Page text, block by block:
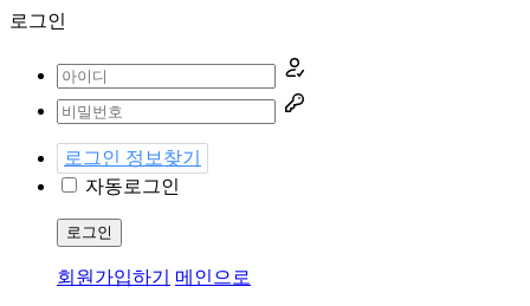
로그인
로그인 정보찾기
자동로그인
로그인
회원가입하기 메인으로